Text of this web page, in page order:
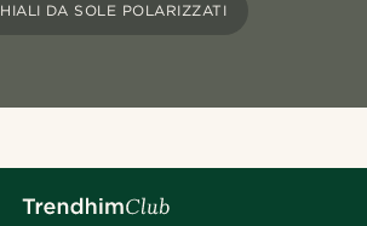
DA SOLE POLARIZZATI